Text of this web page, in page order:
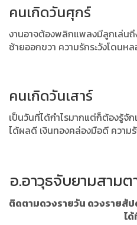
คนเกิดวันศุกร์
งานอาจต้องพลิกแพลงมีลูกเล่นถึ
ซ้ายออกขวา ความรักระวังโดนหล
คนเกิดวันเสาร์
เป็นวันที่ได้กำไรมากแต่ก็ต้องรู้จั
ได้ผลดี เงินทองคล่องมือดี ความ
อ.อาวุธจับยามสาม
ติดตามดวงรายวัน ดวงรายสั
ไ